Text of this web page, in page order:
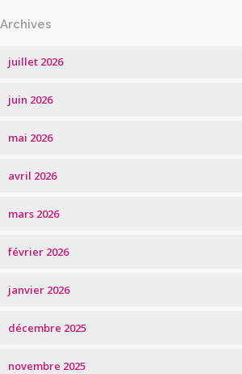
Archives
juillet 2026
juin 2026
mai 2026
avril 2026
mars 2026
février 2026
janvier 2026
décembre 2025
novembre 2025